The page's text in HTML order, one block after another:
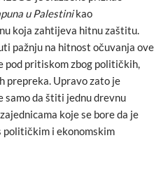
u Palestinikao
koja zahtijeva hitnu zaštitu.
pažnju na hitnost očuvanja ove
pod pritiskom zbog političkih,
prepreka. Upravo zato je
samo da štiti jednu drevnu
koje se bore da je
političkim i ekonomskim